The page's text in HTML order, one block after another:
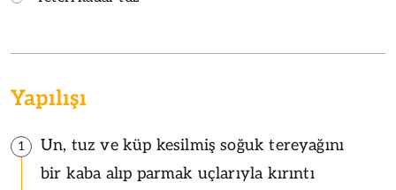
Yapılışı
1
Un, tuz ve küp kesilmiş soğuk tereyağını
bir kaba alıp parmak uçlarıyla kırıntı